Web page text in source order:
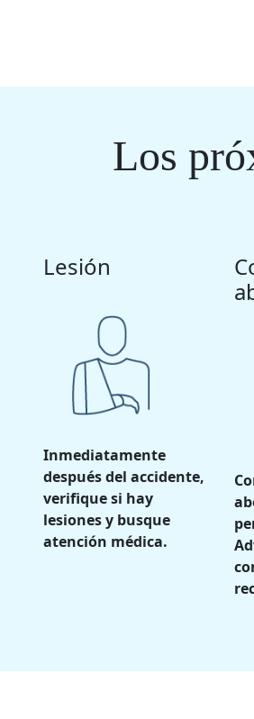
Los
Lesión
Inmediatamente
después del accidente,
verifique si hay
lesiones y busque
atención médica.